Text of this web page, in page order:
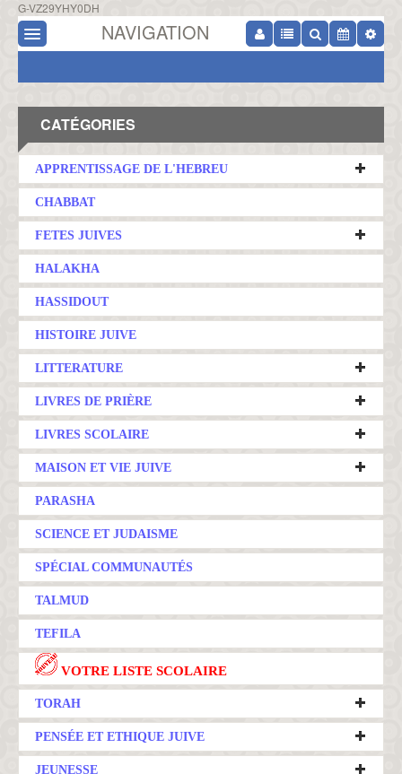
G-VZ29YHY0DH
NAVIGATION
CATÉGORIES
APPRENTISSAGE DE L'HEBREU
CHABBAT
FETES JUIVES
HALAKHA
HASSIDOUT
HISTOIRE JUIVE
LITTERATURE
LIVRES DE PRIÈRE
LIVRES SCOLAIRE
MAISON ET VIE JUIVE
PARASHA
SCIENCE ET JUDAISME
SPÉCIAL COMMUNAUTÉS
TALMUD
TEFILA
VOTRE LISTE SCOLAIRE
TORAH
PENSÉE ET ETHIQUE JUIVE
JEUNESSE